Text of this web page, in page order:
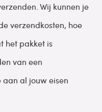
Wij kunnen je
verzendkosten, hoe
het pakket is
van een
aan al jouw eisen